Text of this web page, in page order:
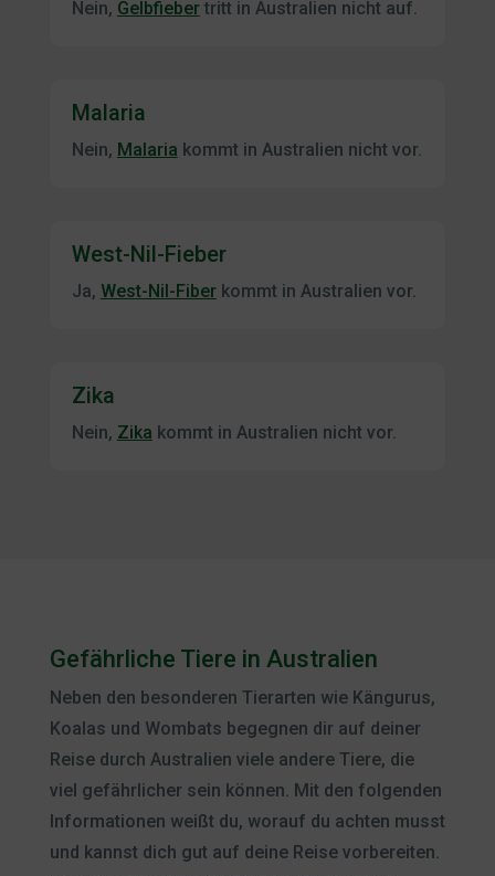
Nein, Gelbfiebertritt in Australien nicht auf.
Malaria
Nein, Malaria kommt in Australien nicht vor.
West-Nil-Fieber
Ja, West-Nil-Fiberkommt in Australien vor.
Zika
Nein, Zika kommt in Australien nicht vor.
Gefährliche Tiere in Australien
Neben den besonderen Tierarten wie Kängurus,
Koalas und Wombats begegnen dir auf deiner
Reise durch Australien viele andere Tiere, die
viel gefährlicher sein können. Mit den folgenden
Informationen weißt du, worauf du achten musst
und kannst dich gut auf deine Reise vorbereiten.